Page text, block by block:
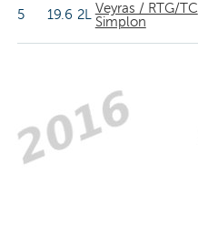
5 19.6 2LVeyras / RTG/TC
Simplon